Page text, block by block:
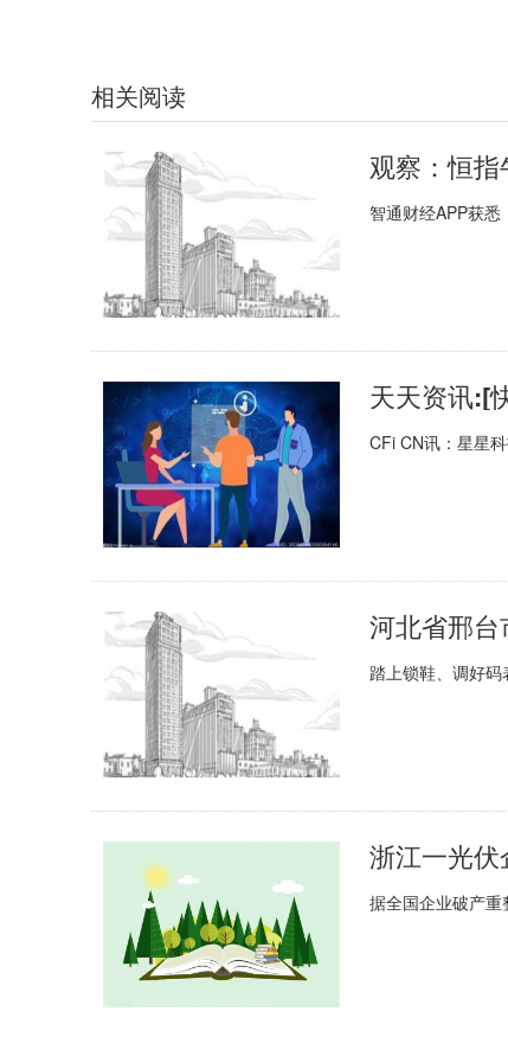
相关阅读
观察：恒
智通财经APP获
天天资讯:[
CFi CN讯：星星
河北省邢
踏上锁鞋、调好
浙江一光
据全国企业破产